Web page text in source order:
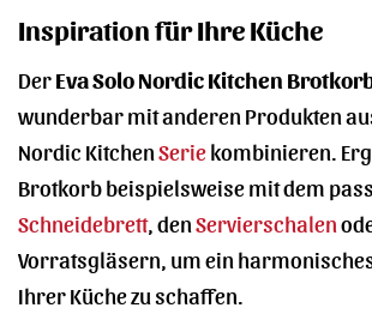
Inspiration für Ihre Küche
DerEva Solo Nordic Kitchen
wunderbar mit anderen Produkten
Nordic KitchenSeriekombinieren.
Brotkorb beispielsweise mit dem
Schneidebrett, denServierschalen
Vorratsgläsern, um ein
Ihrer Küche zu schaffen.